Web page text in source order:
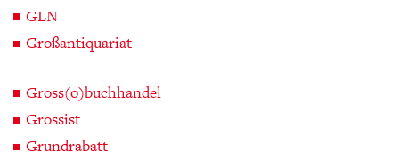
GLN
Großantiquariat
Gross(o)buchhandel
Grossist
Grundrabatt